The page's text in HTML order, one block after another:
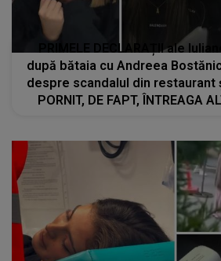
PRIMELE DECLARAȚII ale
după bătaia cu Andreea
despre scandalul din restaurant
PORNIT, DE FAPT, ÎNTREAGA